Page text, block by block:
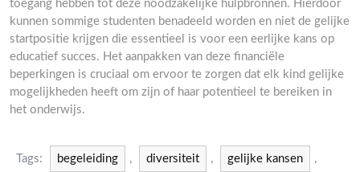
toegang hebben tot deze noodzakelijke hulpbronnen. Hierdoor
kunnen sommige studenten benadeeld worden en niet de gelijke
startpositie krijgen die essentieel is voor een eerlijke kans op
educatief succes. Het aanpakken van deze financiële
beperkingen is cruciaal om ervoor te zorgen dat elk kind gelijke
mogelijkheden heeft om zijn of haar potentieel te bereiken in
het onderwijs.
Tags: begeleiding , diversiteit , gelijke kansen ,